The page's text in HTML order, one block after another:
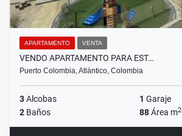
APARTAMENTO VENTA
VENDO APARTAMENTO PARA EST…
Puerto Colombia, Atlántico, Colombia
3Alcobas 1 Garaje
2 Baños 88Área m2